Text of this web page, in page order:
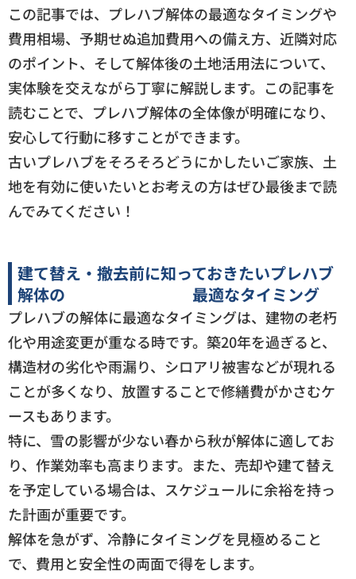
この記事では、プレハブ解体の最適なタイミングや
費用相場、予期せぬ追加費用への備え方、近隣対応
のポイント、そして解体後の土地活用法について、
実体験を交えながら丁寧に解説します。この記事を
読むことで、プレハブ解体の全体像が明確になり、
安心して行動に移すことができます。
古いプレハブをそろそろどうにかしたいご家族、土
地を有効に使いたいとお考えの方はぜひ最後まで読
んでみてください！
建て替え・撤去前に知っておきたいプレハブ
解体の 最適なタイミング
プレハブの解体に最適なタイミングは、建物の老朽
化や用途変更が重なる時です。築20年を過ぎると、
構造材の劣化や雨漏り、シロアリ被害などが現れる
ことが多くなり、放置することで修繕費がかさむケ
ースもあります。
特に、雪の影響が少ない春から秋が解体に適してお
り、作業効率も高まります。また、売却や建て替え
を予定している場合は、スケジュールに余裕を持っ
た計画が重要です。
解体を急がず、冷静にタイミングを見極めること
で、費用と安全性の両面で得をします。